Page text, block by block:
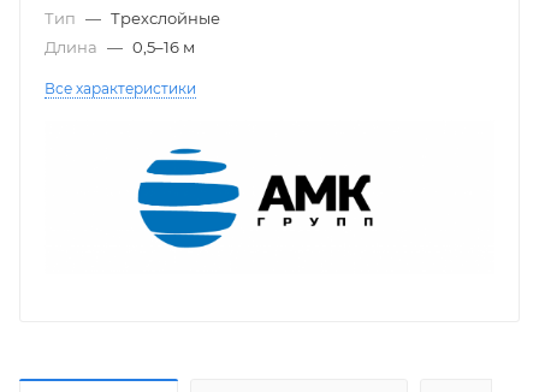
Тип — Трехслойные
Длина — 0,5–16 м
Все характеристики